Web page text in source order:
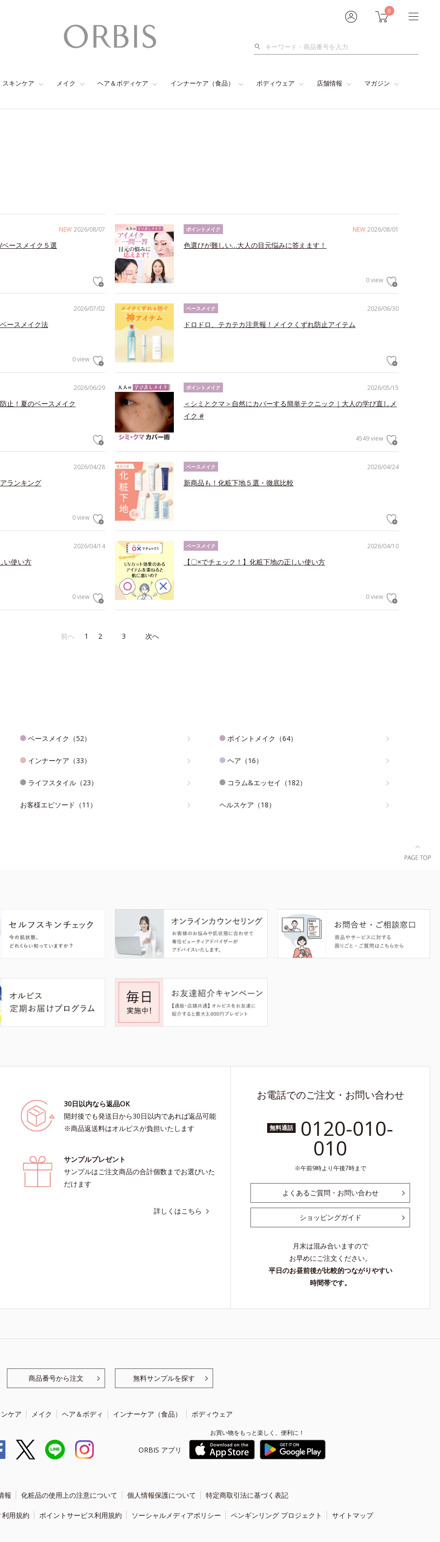
0
検
スキンケア メイク ヘア＆ボディケア インナーケア（食品） ボディウェア 店舗情報 マガジン
NEW 2026/08/07
ースメイク５選
NEW 2026/08/01
ポイントメイク
色選びが難しい…大人の目元悩みに答えます！
0 view
2026/07/02
ースメイク法
0 view
2026/06/30
ベースメイク
ドロドロ、テカテカ注意報！メイクくずれ防止アイテム
2026/06/29
止！夏のベースメイク
2026/05/15
ポイントメイク
＜シミとクマ＞自然にカバーする簡単テクニック｜大人の学び直しメ
イク #
4549 view
2026/04/28
ランキング
0 view
2026/04/24
ベースメイク
新商品も！化粧下地５選・徹底比較
2026/04/14
い使い方
0 view
2026/04/10
ベースメイク
【〇×でチェック！】化粧下地の正しい使い方
0 view
前へ 1 2 3 次へ
ベースメイク（52） ポイントメイク（64）
インナーケア（33） ヘア（16）
ライフスタイル（23） コラム&エッセイ（182）
お客様エピソード（11） ヘルスケア（18）
30日以内なら返品OK
開封後でも発送日から30日以内であれば返品可能
※商品返送料はオルビスが負担いたします
サンプルプレゼント
サンプルはご注文商品の合計個数までお選びいた
だけます
詳しくはこちら
お電話でのご注文・お問い合わせ
無料通話 0120-010-
010
午前9時より午後7時まで
よくあるご質問・お問い合わせ
ショッピングガイド
月末は混み合いますので
お早めにご注文ください。
平日のお昼前後が比較的つながりやすい
時間帯です。
商品番号から注文 無料サンプルを探す
ケア メイク ヘア＆ボディ インナーケア（食品） ボディウェア
ORBIS アプリ
お買い物をもっと楽しく、便利に！
報 化粧品の使用上の注意について 個人情報保護について 特定商取引法に基づく表記
用規約 ポイントサービス利用規約 ソーシャルメディアポリシー ペンギンリング プロジェクト サイトマップ